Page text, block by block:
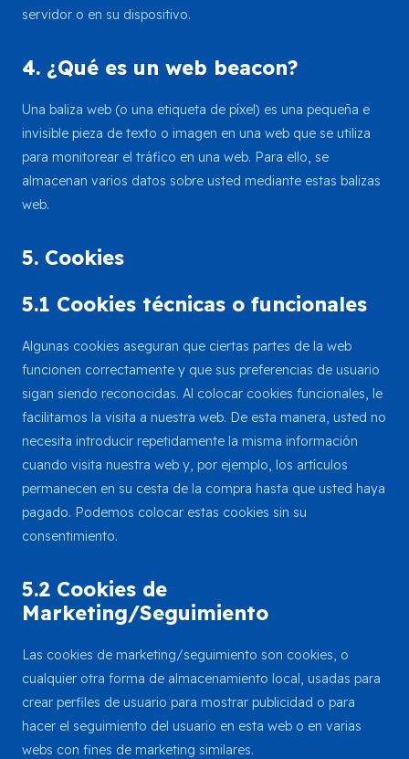
servidor o en su dispositivo.
4. ¿Qué es un web beacon?
Una baliza web (o una etiqueta de píxel) es una pequeña e
invisible pieza de texto o imagen en una web que se utiliza
para monitorear el tráfico en una web. Para ello, se
almacenan varios datos sobre usted mediante estas balizas
web.
5. Cookies
5.1 Cookies técnicas o funcionales
Algunas cookies aseguran que ciertas partes de la web
funcionen correctamente y que sus preferencias de usuario
sigan siendo reconocidas. Al colocar cookies funcionales, le
facilitamos la visita a nuestra web. De esta manera, usted no
necesita introducir repetidamente la misma información
cuando visita nuestra web y, por ejemplo, los artículos
permanecen en su cesta de la compra hasta que usted haya
pagado. Podemos colocar estas cookies sin su
consentimiento.
5.2 Cookies de
Marketing/Seguimiento
Las cookies de marketing/seguimiento son cookies, o
cualquier otra forma de almacenamiento local, usadas para
crear perfiles de usuario para mostrar publicidad o para
hacer el seguimiento del usuario en esta web o en varias
webs con fines de marketing similares.